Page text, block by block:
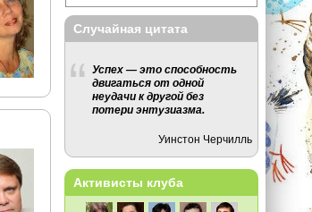
Случайная цитата
Успех — это способность
двигаться от одной
неудачи к другой без
потери энтузиазма.
Уинстон Черчилль
Активисты клуба